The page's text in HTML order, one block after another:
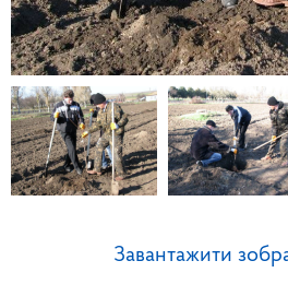
Завантажити